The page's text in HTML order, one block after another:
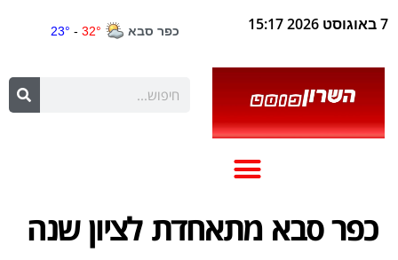
7 באוגוסט 2026 15:17
כפר סבא מתאחדת לציון שנה